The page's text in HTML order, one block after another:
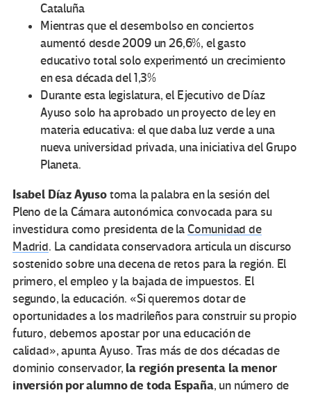
Cataluña
Mientras que el desembolso en conciertos
aumentó desde 2009 un 26,6%, el gasto
educativo total solo experimentó un crecimiento
en esa década del 1,3%
Durante esta legislatura, el Ejecutivo de Díaz
Ayuso solo ha aprobado un proyecto de ley en
materia educativa: el que daba luz verde a una
nueva universidad privada, una iniciativa del Grupo
Planeta.
Isabel Díaz Ayusotoma la palabra en la sesión del
Pleno de la Cámara autonómica convocada para su
investidura como presidenta de laComunidad de
Madrid. La candidata conservadora articula un discurso
sostenido sobre una decena de retos para la región. El
primero, el empleo y la bajada de impuestos. El
segundo, la educación. «Si queremos dotar de
oportunidades a los madrileños para construir su propio
futuro, debemos apostar por una educación de
calidad», apunta Ayuso. Tras más de dos décadas de
dominio conservador, la región presenta la menor
inversión por alumno de toda España, un número de